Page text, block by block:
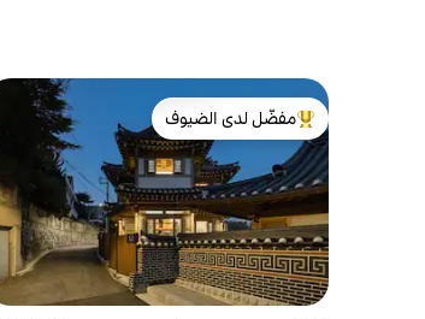
من أبرز البيوت المفضّلة لدى الضيوف
مفضّل لدى الضيوف